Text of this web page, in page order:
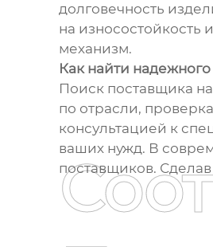
долговечность
на износостойкость
механизм.
Как найти
Поиск поставщика
по отрасли,
консультацией к
ваших нужд. В
поставщиков.